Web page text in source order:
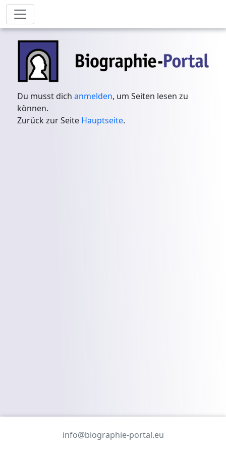
Du musst dichanmelden, um Seiten lesen zu
können.
Zurück zur Seite Hauptseite.
info@biographie-portal.eu